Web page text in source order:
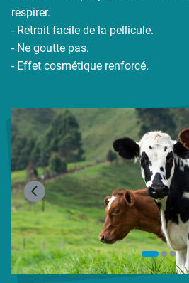
respirer.
- Retrait facile de la pellicule.
- Ne goutte pas.
- Effet cosmétique renforcé.